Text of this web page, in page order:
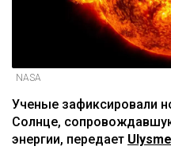
NASA
Ученые зафиксировали
Солнце,
энергии, передает